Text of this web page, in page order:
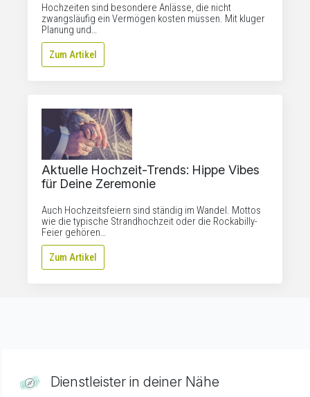
Hochzeiten sind besondere Anlässe, die nicht
zwangsläufig ein Vermögen kosten müssen. Mit kluger
Planung und…
Zum Artikel
Aktuelle Hochzeit-Trends: Hippe Vibes
für Deine Zeremonie
Auch Hochzeitsfeiern sind ständig im Wandel. Mottos
wie die typische Strandhochzeit oder die Rockabilly-
Feier gehören…
Zum Artikel
Dienstleister in deiner Nähe